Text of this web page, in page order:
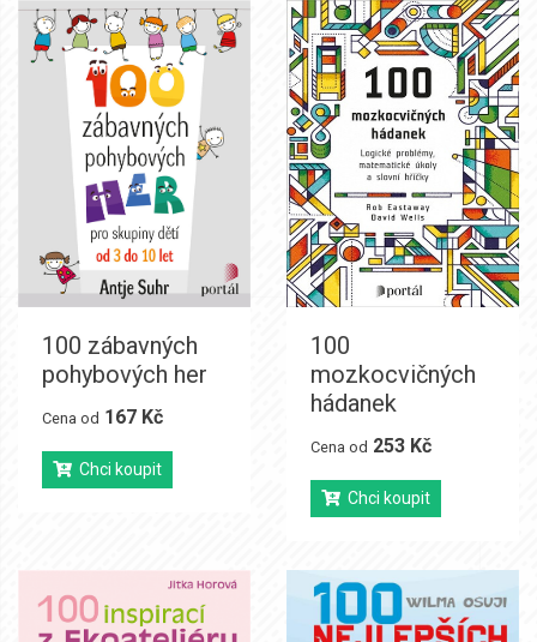
100 zábavných
pohybových her
Cena od 167 Kč
Chci koupit
100
mozkocvičných
hádanek
Cena od 253 Kč
Chci koupit